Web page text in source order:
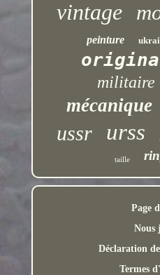
vintage
peinture
militaire
mécanique
ussr urss
taille
Page
Nous
Déclaration
Termes